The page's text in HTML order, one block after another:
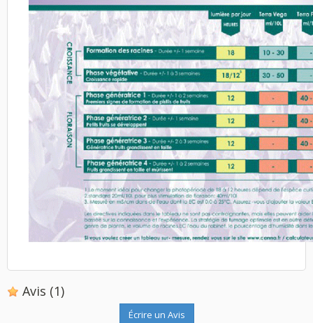
Avis (1)
Écrire un Avis